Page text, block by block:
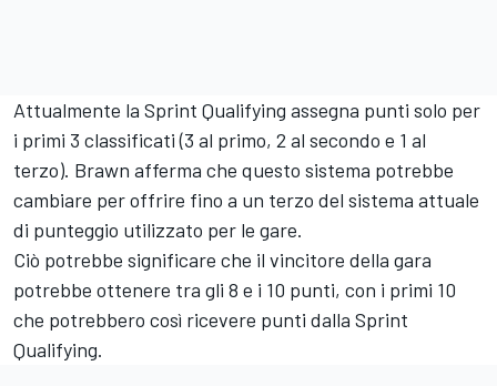
Attualmente la Sprint Qualifying assegna punti solo per
i primi 3 classificati (3 al primo, 2 al secondo e 1 al
terzo). Brawn afferma che questo sistema potrebbe
cambiare per offrire fino a un terzo del sistema attuale
di punteggio utilizzato per le gare.
Ciò potrebbe significare che il vincitore della gara
potrebbe ottenere tra gli 8 e i 10 punti, con i primi 10
che potrebbero così ricevere punti dalla Sprint
Qualifying.